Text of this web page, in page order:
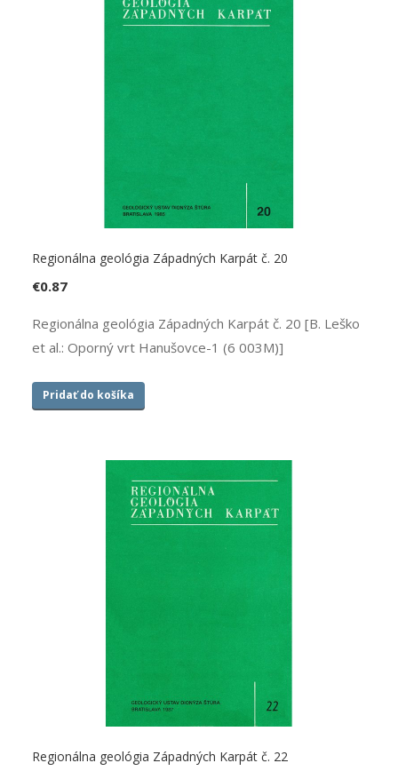
Regionálna geológia Západných Karpát č. 20
€0.87
Regionálna geológia Západných Karpát č. 20 [B. Leško
et al.: Oporný vrt Hanušovce-1 (6 003M)]
Pridať do košíka
Regionálna geológia Západných Karpát č. 22